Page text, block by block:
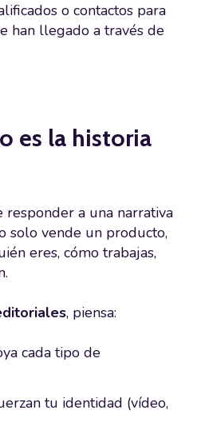
o contactos para
han llegado a través de
es la historia
responder a una narrativa
solo vende un producto,
eres, cómo trabajas,
, piensa:
cada tipo de
tu identidad (vídeo,